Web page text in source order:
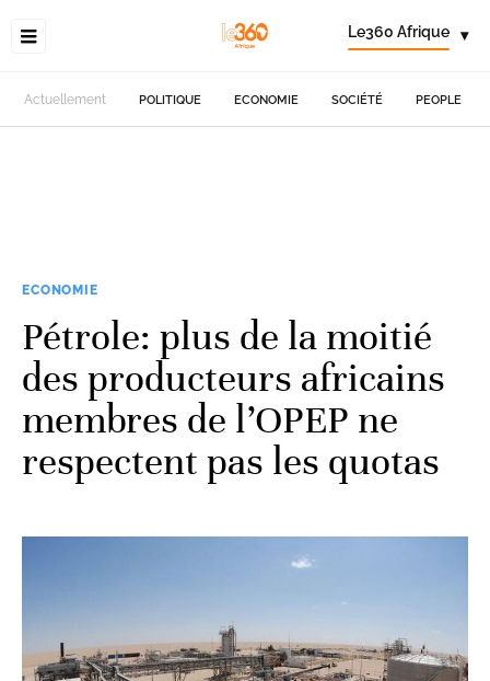
Le360 Afrique ▾
Actuellement POLITIQUE ECONOMIE SOCIÉTÉ PEOPLE
ECONOMIE
Pétrole: plus de la moitié
des producteurs africains
membres de l’OPEP ne
respectent pas les quotas